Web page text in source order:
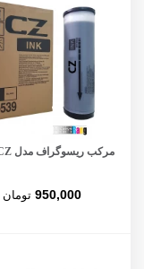
مرکب ریسوگراف مدل RISO CZ
950,000 تومان